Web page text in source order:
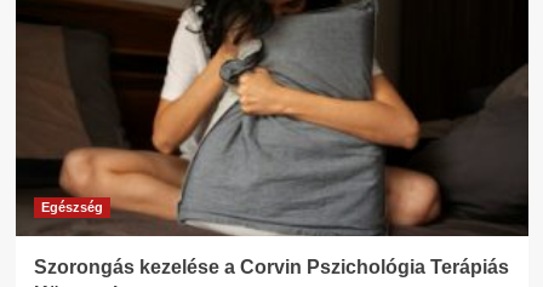
Egészség
Szorongás kezelése a Corvin Pszichológia Terápiás